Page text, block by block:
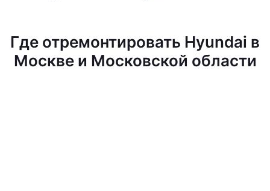
Где отремонтировать Hyundai в
Москве и Московской области